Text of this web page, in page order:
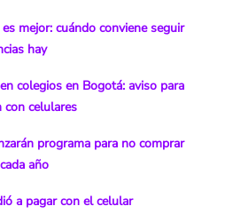
mejor: cuándo conviene seguir
hay
colegios en Bogotá: aviso para
con celulares
programa para no comprar
año
a pagar con el celular